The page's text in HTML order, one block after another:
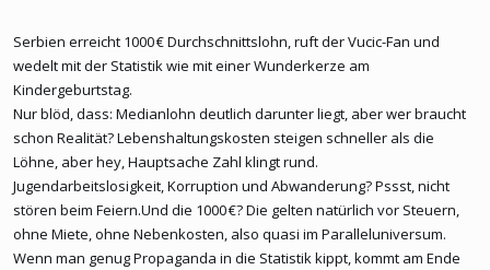
Serbien erreicht 1000 € Durchschnittslohn, ruft der Vucic-Fan und
wedelt mit der Statistik wie mit einer Wunderkerze am
Kindergeburtstag.
Nur blöd, dass: Medianlohn deutlich darunter liegt, aber wer braucht
schon Realität? Lebenshaltungskosten steigen schneller als die
Löhne, aber hey, Hauptsache Zahl klingt rund.
Jugendarbeitslosigkeit, Korruption und Abwanderung? Pssst, nicht
stören beim Feiern.Und die 1000 €? Die gelten natürlich vor Steuern,
ohne Miete, ohne Nebenkosten, also quasi im Paralleluniversum.
Wenn man genug Propaganda in die Statistik kippt, kommt am Ende